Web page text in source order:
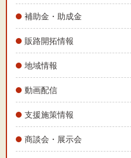
補助金・助成金
販路開拓情報
地域情報
動画配信
支援施策情報
商談会・展示会